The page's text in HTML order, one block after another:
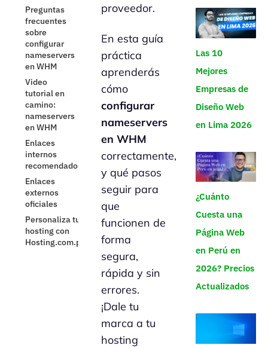
Preguntas
frecuentes
sobre
configurar
nameservers
en WHM
Video
tutorial en
camino:
nameservers
en WHM
Enlaces
internos
recomendados
Enlaces
externos
oficiales
Personaliza tu
hosting con
Hosting.com.pe
proveedor.
En esta guía
práctica
aprenderás
cómo
configurar
nameservers
en WHM
correctamente,
y qué pasos
seguir para
que
funcionen de
forma
segura,
rápida y sin
errores.
¡Dale tu
marca a tu
hosting
Las 10
Mejores
Empresas de
Diseño Web
en Lima 2026
¿Cuánto
Cuesta una
Página Web
en Perú en
2026? Precios
Actualizados